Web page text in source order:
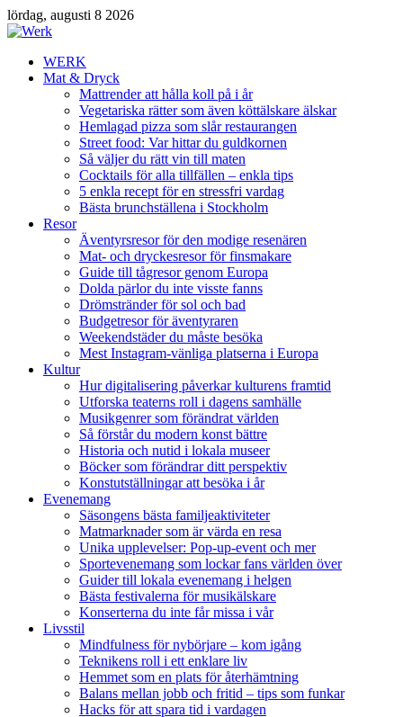
lördag, augusti 8 2026
WERK
Mat & Dryck
Mattrender att hålla koll på i år
Vegetariska rätter som även köttälskare älskar
Hemlagad pizza som slår restaurangen
Street food: Var hittar du guldkornen
Så väljer du rätt vin till maten
Cocktails för alla tillfällen – enkla tips
5 enkla recept för en stressfri vardag
Bästa brunchställena i Stockholm
Resor
Äventyrsresor för den modige resenären
Mat- och dryckesresor för finsmakare
Guide till tågresor genom Europa
Dolda pärlor du inte visste fanns
Drömstränder för sol och bad
Budgetresor för äventyraren
Weekendstäder du måste besöka
Mest Instagram-vänliga platserna i Europa
Kultur
Hur digitalisering påverkar kulturens framtid
Utforska teaterns roll i dagens samhälle
Musikgenrer som förändrat världen
Så förstår du modern konst bättre
Historia och nutid i lokala museer
Böcker som förändrar ditt perspektiv
Konstutställningar att besöka i år
Evenemang
Säsongens bästa familjeaktiviteter
Matmarknader som är värda en resa
Unika upplevelser: Pop-up-event och mer
Sportevenemang som lockar fans världen över
Guider till lokala evenemang i helgen
Bästa festivalerna för musikälskare
Konserterna du inte får missa i vår
Livsstil
Mindfulness för nybörjare – kom igång
Teknikens roll i ett enklare liv
Hemmet som en plats för återhämtning
Balans mellan jobb och fritid – tips som funkar
Hacks för att spara tid i vardagen